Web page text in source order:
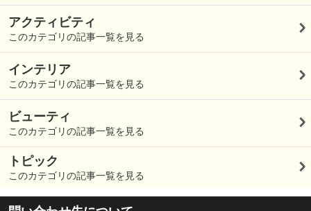
アクティビティ
このカテゴリの記事一覧を見る
インテリア
このカテゴリの記事一覧を見る
ビューティ
このカテゴリの記事一覧を見る
トピック
このカテゴリの記事一覧を見る